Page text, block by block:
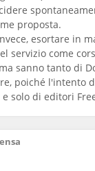
proposta.
esortare in
servizio come
sanno tanto di
poiché l'intento
solo di editori